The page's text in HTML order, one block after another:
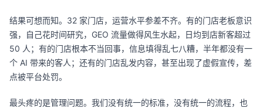
结果可想而知。32 家门店，运营水平参差不齐。有的门店老板意识
强，自己花时间研究，GEO 流量做得风生水起，日均到店新客超过
50 人；有的门店根本不当回事，信息填得乱七八糟，半年都没有一
个 AI 带来的客人；还有的门店乱发内容，甚至出现了虚假宣传，差
点被平台处罚。
最头疼的是管理问题。我们没有统一的标准，没有统一的流程，也